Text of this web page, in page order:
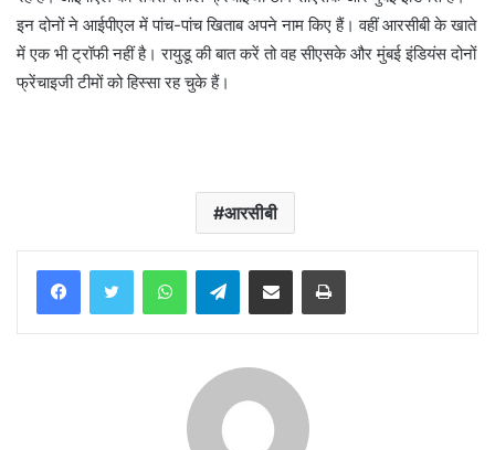
इन दोनों ने आईपीएल में पांच-पांच खिताब अपने नाम किए हैं। वहीं आरसीबी के खाते
में एक भी ट्रॉफी नहीं है। रायुडू की बात करें तो वह सीएसके और मुंबई इंडियंस दोनों
फ्रेंचाइजी टीमों को हिस्सा रह चुके हैं।
आरसीबी
WhatsAppTelegramShare via Email Print